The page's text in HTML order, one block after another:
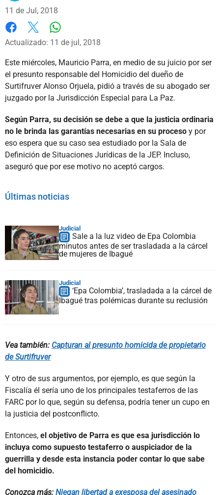
11 de Jul, 2018
Facebook
X
Actualizado: 11 de jul, 2018
Este miércoles, Mauricio Parra, en medio de su juicio por ser
el presunto responsable del Homicidio del dueño de
Surtifruver Alonso Orjuela, pidió a través de su abogado ser
juzgado por la Jurisdicción Especial para La Paz.
Según Parra, su decisión se debe a que la justicia ordinaria
no le brinda las garantías necesarias en su proceso y por
eso espera que su caso sea estudiado por la Sala de
Definición de Situaciones Jurídicas de la JEP. Incluso,
aseguró que por ese motivo no aceptó cargos.
Últimas noticias
Judicial
Sale a la luz video de Epa Colombia
minutos antes de ser trasladada a la cárcel
de mujeres de Ibagué
Judicial
‘Epa Colombia’, trasladada a la cárcel de
Ibagué tras polémicas durante su reclusión
Vea también: Capturan al presunto homicida de propietario
de Surtifruver
Y otro de sus argumentos, por ejemplo, es que según la
Fiscalía él sería uno de los principales testaferros de las
FARC por lo que, según su defensa, podría tener un cupo en
la justicia del postconflicto.
Entonces, el objetivo de Parra es que esa jurisdicción lo
incluya como supuesto testaferro o auspiciador de la
guerrilla y desde esta instancia poder contar lo que sabe
del homicidio.
Conozca más: Niegan libertad a exesposa del asesinado